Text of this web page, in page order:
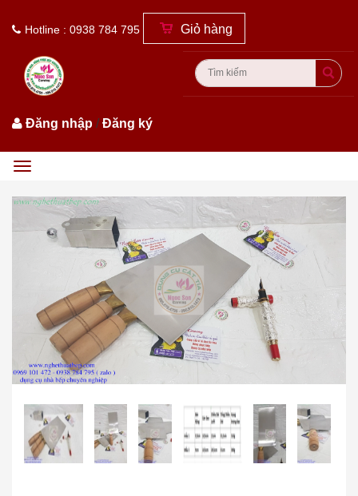
Hotline : 0938 784 795 Giỏ hàng
Đăng nhập /Đăng ký
Menu